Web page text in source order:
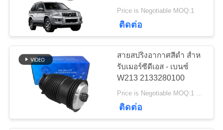
แผนผัง
เว็บไซต์
เป็น
เครื่องลดกระแทกใน
ระบายอากาศ
115
อากาศ Toyota Land
Series GX470 2003-
Price is Negotiable MOQ:1
ติดต่อ
สายสปริงอากาศสีดํา สําห
รับเมอร์ซีดีเอส - เบนซ์
W213 2133280100
Price is Negotiable MOQ:1 Pieces
ติดต่อ